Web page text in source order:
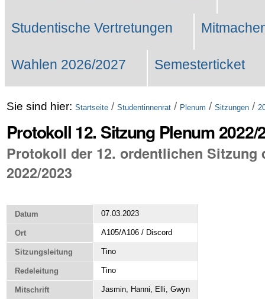
Studentische Vertretungen
Wahlen 2026/2027 Semesterticket
Sie sind hier: Startseite / Studentinnenrat / Plenum / Sitzungen /
Protokoll 12. Sitzung Plenum 2022/
Protokoll der 12. ordentlichen Sitzung
2022/2023
Datum 07.03.2023
Ort A105/A106 / Discord
Sitzungsleitung Tino
Redeleitung Tino
Mitschrift Jasmin, Hanni, Elli, Gwyn